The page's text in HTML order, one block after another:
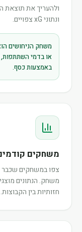
ולהעריך את תוצאת
ונתוני xG צפויים.
משחק הניחושים
או בדמי השתתפות,
באמצעות כסף.
משחקים
צפו במשחקים שכבר
משחק. הנתונים
חזותיות בין הקבוצות.